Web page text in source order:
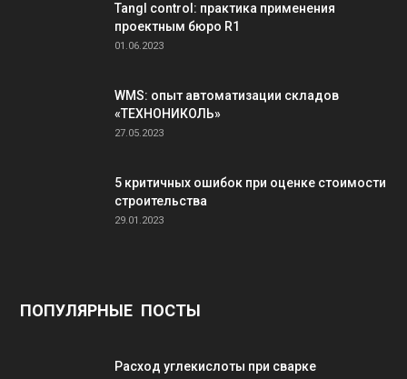
Tangl control: практика применения
проектным бюро R1
01.06.2023
WMS: опыт автоматизации складов
«ТЕХНОНИКОЛЬ»
27.05.2023
5 критичных ошибок при оценке стоимости
строительства
29.01.2023
ПОПУЛЯРНЫЕ ПОСТЫ
Расход углекислоты при сварке